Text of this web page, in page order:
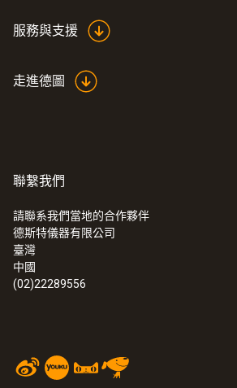
服務與支援
走進德圖
聯繫我們
請聯系我們當地的合作夥伴
德斯特儀器有限公司
臺灣
中國
(02)22289556